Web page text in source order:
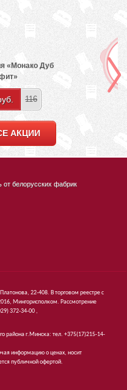
«Монако Дуб
116
АКЦИИ
от белорусских фабрик
22-408. В торговом реестре с
Мингорисполком. Рассмотрение
372-34-00 ,
района г.Минска: тел. +375(17)215-14-
информацию о ценах, носит
публичной офертой.